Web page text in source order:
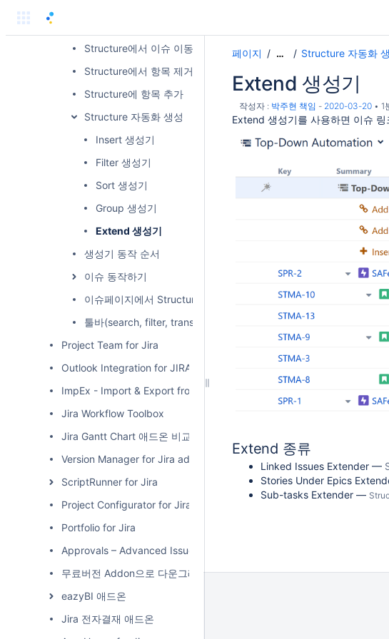
Structure에서 이슈 이동 방법
Structure에서 항목 제거
Structure에 항목 추가
Structure 자동화 생성
Insert 생성기
Filter 생성기
Sort 생성기
Group 생성기
Extend 생성기
생성기 동작 순서
이슈 동작하기
이슈페이지에서 Structure Panel 제거
툴바(search, filter, transformations, quit transformations)
Project Team for Jira
Outlook Integration for JIRA
ImpEx - Import & Export from/to MS Excel
Jira Workflow Toolbox
Jira Gantt Chart 애드온 비교
Version Manager for Jira add-on
ScriptRunner for Jira
Project Configurator for Jira
Portfolio for Jira
Approvals – Advanced Issue Acceptance
무료버전 Addon으로 다운그레이드 하기
eazyBI 애드온
Jira 전자결재 애드온
페이지 … Structure 자동화
Extend 생성기
작성자 : 박주현 책임 - 2020-03-20 1
Extend 생성기를 사용하면 이슈
Extend 종류
Linked Issues Extender —
Stories Under Epics
Sub-tasks Extender —